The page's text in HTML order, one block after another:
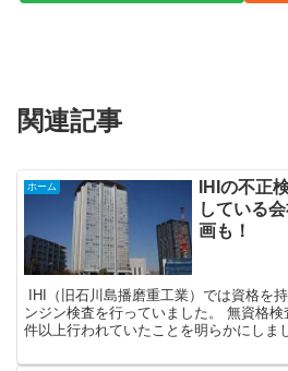
関連記事
ホーム
IHIの不正
している
画も！
IHI（旧石川島播磨重工業）では資格を
ンジン検査を行っていました。 無資格
件以上行われていたことを明らかにしま